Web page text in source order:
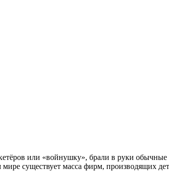
или «войнушку», брали в руки
существует масса фирм, производящих